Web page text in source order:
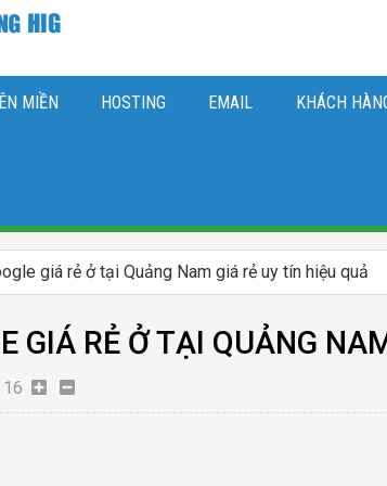
MIỀN HOSTING EMAIL KHÁCH
giá rẻ ở tại Quảng Nam giá rẻ uy tín hiệu quả
GIÁ RẺ Ở TẠI QUẢNG
16